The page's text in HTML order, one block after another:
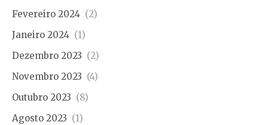
Fevereiro 2024 (2)
Janeiro 2024 (1)
Dezembro 2023 (2)
Novembro 2023 (4)
Outubro 2023 (8)
Agosto 2023 (1)